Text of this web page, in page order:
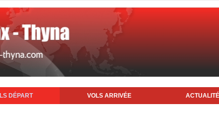
DÉPART VOLS ARRIVÉE ACTUALITÉ